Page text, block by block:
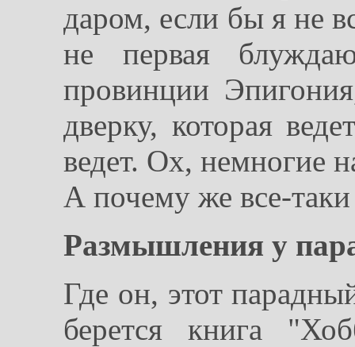
даром, если бы я не
не первая
провинции
дверку, которая
ведет. Ох, немногие
А почему же все-таки
Размышления у
Где он, этот
берется книга